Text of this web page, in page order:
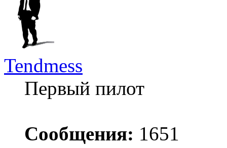
Tendmess
Первый пилот
Сообщения: 1651